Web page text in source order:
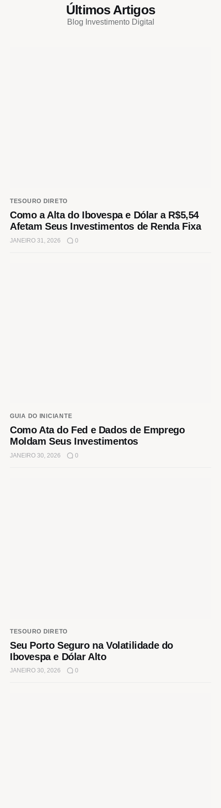
Últimos Artigos
Blog Investimento Digital
TESOURO DIRETO
Como a Alta do Ibovespa e Dólar a R$5,54
Afetam Seus Investimentos de Renda Fixa
JANEIRO 31, 2026 0
GUIA DO INICIANTE
Como Ata do Fed e Dados de Emprego
Moldam Seus Investimentos
JANEIRO 30, 2026 0
TESOURO DIRETO
Seu Porto Seguro na Volatilidade do
Ibovespa e Dólar Alto
JANEIRO 30, 2026 0